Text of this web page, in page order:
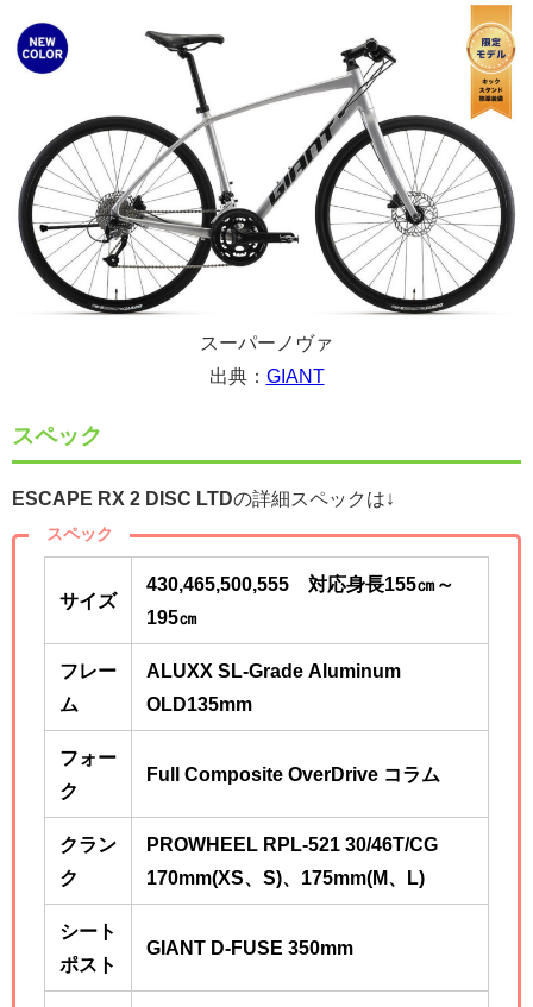
スーパーノヴァ
出典： GIANT
スペック
ESCAPE RX 2 DISC LTDの詳細スペックは↓
スペック
サイズ
430,465,500,555 対応身長155㎝～
195㎝
フレー
ム
ALUXX SL-Grade Aluminum
OLD135mm
フォー
ク
Full Composite OverDrive コラム
クラン
ク
PROWHEEL RPL-521 30/46T/CG
170mm(XS、S)、175mm(M、L)
シート
ポスト
GIANT D-FUSE 350mm